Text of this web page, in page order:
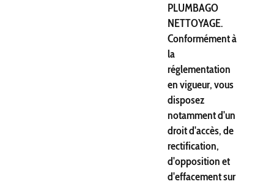
PLUMBAGO
NETTOYAGE.
Conformément à
la
réglementation
en vigueur, vous
disposez
notamment d'un
droit d'accès, de
rectification,
d'opposition et
d'effacement sur